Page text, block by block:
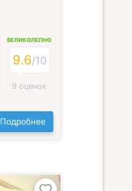
ВЕЛИКОЛЕПНО
9.6/10
9 оценок
Подробнее